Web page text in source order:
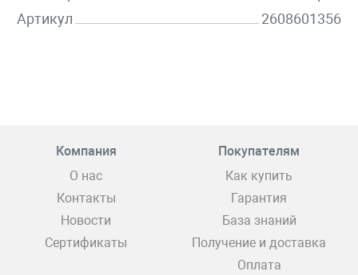
Артикул
2608601356
Компания
О нас
Контакты
Новости
Сертификаты
Покупателям
Как купить
Гарантия
База знаний
Получение и доставка
Оплата